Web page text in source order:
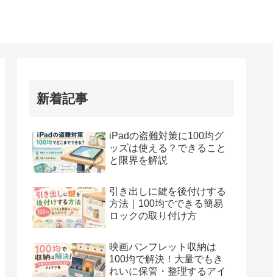
新着記事
iPadの盗難対策に100均グ
ッズは使える？できること
と限界を解説
引き出しに鍵を後付けする
方法｜100均でできる簡易
ロックの取り付け方
映画パンフレット収納は
100均で解決！大量でもき
れいに保管・整理するアイ